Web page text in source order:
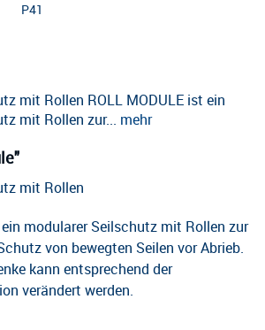
P41
mit Rollen ROLL MODULE ist ein
mit Rollen zur... mehr
mit Rollen
modularer Seilschutz mit Rollen zur
von bewegten Seilen vor Abrieb.
kann entsprechend der
verändert werden.